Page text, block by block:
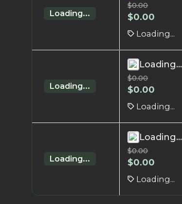
Loading...
$0.00
$0.00
Loading...
Loading...
Loading...
$0.00
$0.00
Loading...
Loading...
Loading...
$0.00
$0.00
Loading...